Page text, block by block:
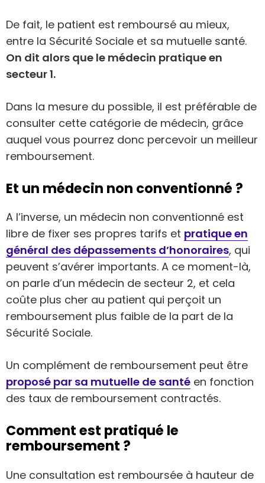
De fait, le patient est remboursé au mieux,
entre la Sécurité Sociale et sa mutuelle santé.
On dit alors que le médecin pratique en
secteur 1.
Dans la mesure du possible, il est préférable de
consulter cette catégorie de médecin, grâce
auquel vous pourrez donc percevoir un meilleur
remboursement.
Et un médecin non conventionné ?
A l’inverse, un médecin non conventionné est
libre de fixer ses propres tarifs et pratique en
général des dépassements d’honoraires, qui
peuvent s’avérer importants. A ce moment-là,
on parle d’un médecin de secteur 2, et cela
coûte plus cher au patient qui perçoit un
remboursement plus faible de la part de la
Sécurité Sociale.
Un complément de remboursement peut être
proposé par sa mutuelle de santé en fonction
des taux de remboursement contractés.
Comment est pratiqué le
remboursement ?
Une consultation est remboursée à hauteur de